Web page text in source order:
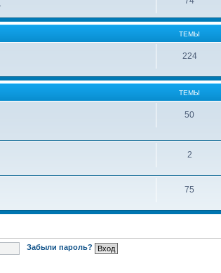
ТЕМЫ
224
ТЕМЫ
50
2
75
Забыли пароль?